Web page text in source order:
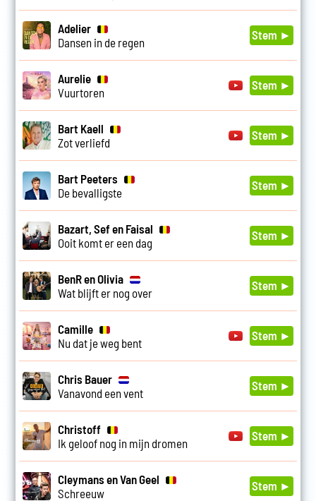
Adelier
Dansen in de regen
Stem ►
Aurelie
Vuurtoren
Stem ►
Bart Kaell
Zot verliefd
Stem ►
Bart Peeters
De bevalligste
Stem ►
Bazart, Sef en Faisal
Ooit komt er een dag
Stem ►
BenR en Olivia
Wat blijft er nog over
Stem ►
Camille
Nu dat je weg bent
Stem ►
Chris Bauer
Vanavond een vent
Stem ►
Christoff
Ik geloof nog in mijn dromen
Stem ►
Cleymans en Van Geel
Schreeuw
Stem ►